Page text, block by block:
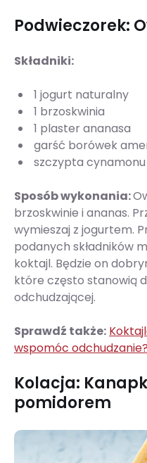
Podwieczorek:
Składniki:
1 jogurt naturalny
1 brzoskwinia
1 plaster ananasa
garść borówek
szczypta cynamonu
Sposób wykonania:
brzoskwinie i ananas.
wymieszaj z jogurtem.
podanych składników
koktajl. Będzie on
które często stanowią
odchudzającej.
Sprawdź także:
wspomóc odchudzanie?
Kolacja:
pomidorem